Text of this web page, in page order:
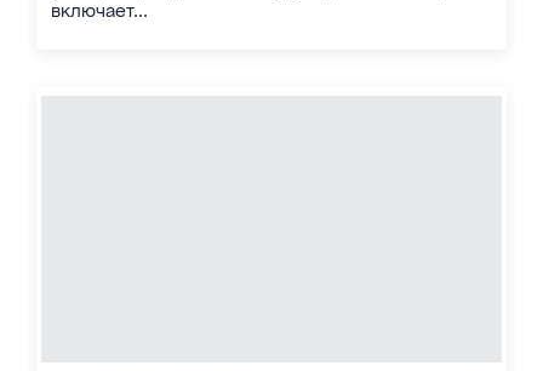
включает...